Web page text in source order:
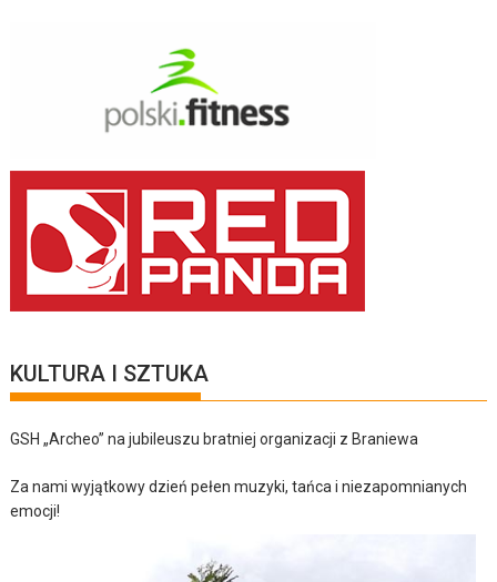
KULTURA I SZTUKA
GSH „Archeo” na jubileuszu bratniej organizacji z Braniewa
Za nami wyjątkowy dzień pełen muzyki, tańca i niezapomnianych
emocji!